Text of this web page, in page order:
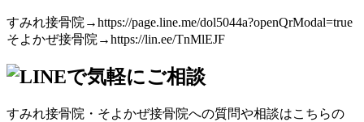
すみれ接骨院 →https://page.line.me/dol5044a?openQrModal=true
そよかぜ接骨院 →https://lin.ee/TnMlEJF
すみれ接骨院・そよかぜ接骨院への質問や相談はこちらの